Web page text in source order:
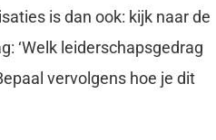
is dan ook: kijk naar de
‘Welk leiderschapsgedrag
vervolgens hoe je dit